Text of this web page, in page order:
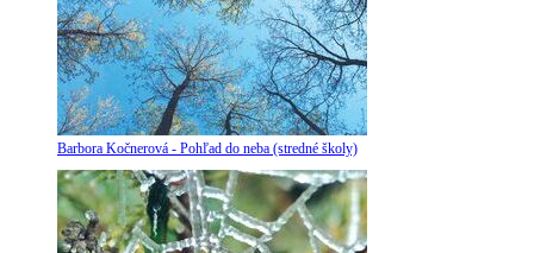
Barbora Kočnerová - Pohľad do neba (stredné školy)